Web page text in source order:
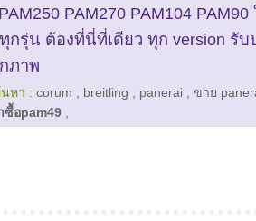
PAM270 PAM104
กรุ่น ต้องที่นี่ที่เดียว ทุก version รั
ภาพ
หา : corum breitling panerai
ขาย
ซื้อpam49